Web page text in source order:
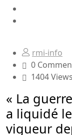
rmi-info
0
1404 Views
« La
a liquidé
vigueur